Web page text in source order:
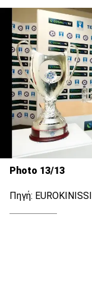
Photo 13/13
Πηγή: EUROKINISSI